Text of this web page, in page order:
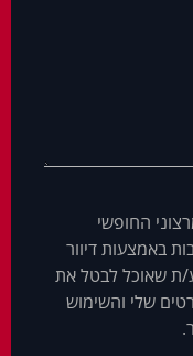
החופשי
באמצעות דיוור
ת שאוכל לבטל את
שלי והשימוש